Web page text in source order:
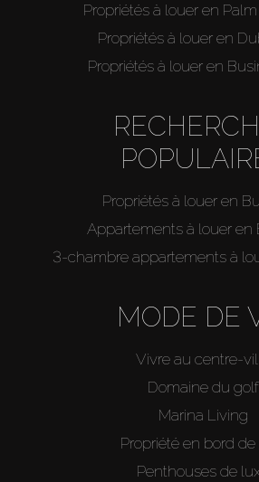
Propriétés à louer en
Propriétés à louer en
Propriétés à louer en
Propriétés à louer en
Appartements à louer en
3-chambre appartements à
MODE DE
Vivre au centre-
Domaine du golf
Marina Living
Propriété en bord
Penthouses de